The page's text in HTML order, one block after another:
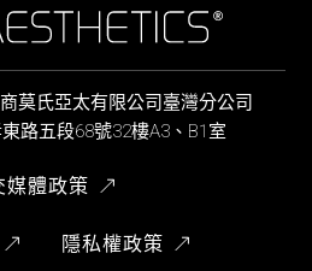
莫氏亞太有限公司臺灣分公司
路五段68號32樓A3、B1室
媒體政策
隱私權政策